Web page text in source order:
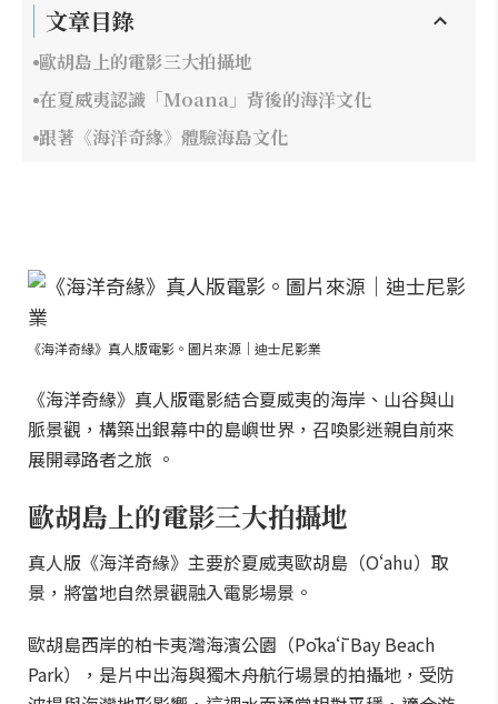
文章目錄
歐胡島上的電影三大拍攝地
在夏威夷認識「Moana」背後的海洋文化
跟著《海洋奇緣》體驗海島文化
《海洋奇緣》真人版電影。圖片來源｜迪士尼影業
《海洋奇緣》真人版電影結合夏威夷的海岸、山谷與山
脈景觀，構築出銀幕中的島嶼世界，召喚影迷親自前來
展開尋路者之旅 。
歐胡島上的電影三大拍攝地
真人版《海洋奇緣》主要於夏威夷歐胡島（Oʻahu）取
景，將當地自然景觀融入電影場景。
歐胡島西岸的柏卡夷灣海濱公園（Pōkaʻī Bay Beach
Park），是片中出海與獨木舟航行場景的拍攝地，受防